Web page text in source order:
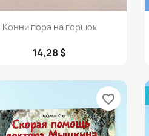
Просмотр
Конни пора на горшок
14,28 $
favorite_border